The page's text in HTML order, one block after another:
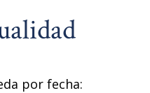
por fecha: